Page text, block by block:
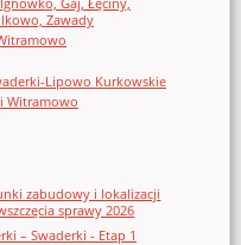
Zawady
Lipowo Kurkowskie
Witramowo
zabudowy i lokalizacji
sprawy 2026
– Swaderki - Etap 1